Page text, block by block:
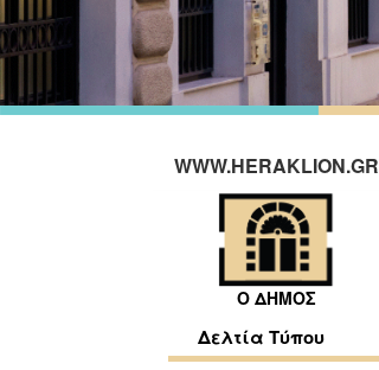
WWW.HERAKLION.GR
Ο ΔΗΜΟΣ
Δελτία Τύπου